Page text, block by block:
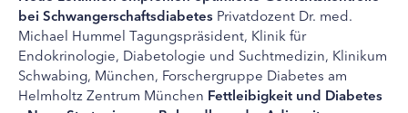
bei Schwangerschaftsdiabetes Privatdozent Dr. med.
Michael Hummel Tagungspräsident, Klinik für
Endokrinologie, Diabetologie und Suchtmedizin, Klinikum
Schwabing, München, Forschergruppe Diabetes am
Helmholtz Zentrum München Fettleibigkeit und Diabetes